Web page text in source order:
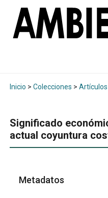
Inicio > Colecciones > Artículos
Significado
actual coyuntura
Metadatos